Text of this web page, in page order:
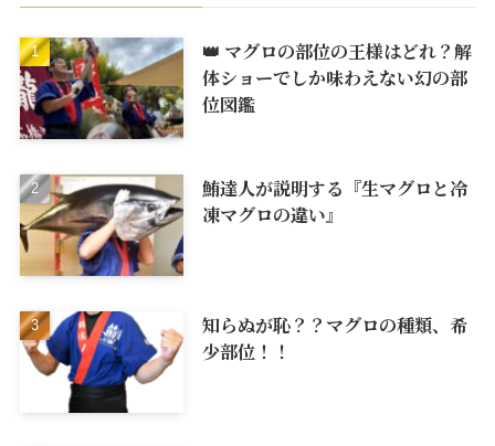
👑 マグロの部位の王様はどれ？解
体ショーでしか味わえない幻の部
位図鑑
鮪達人が説明する『生マグロと冷
凍マグロの違い』
知らぬが恥？？マグロの種類、希
少部位！！